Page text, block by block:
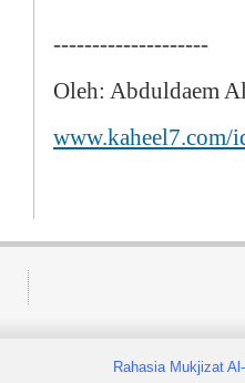
--------------------
Oleh: Abduldaem
www.kaheel7.com/
Rahasia Mukjizat